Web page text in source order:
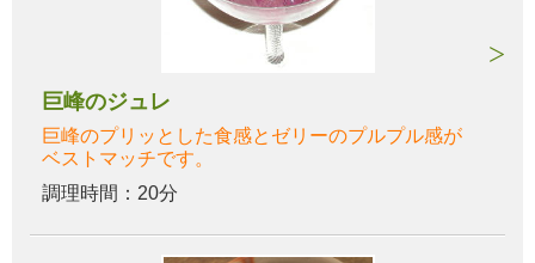
巨峰のジュレ
巨峰のプリッとした食感とゼリーのプルプル感が
ベストマッチです。
調理時間：20分